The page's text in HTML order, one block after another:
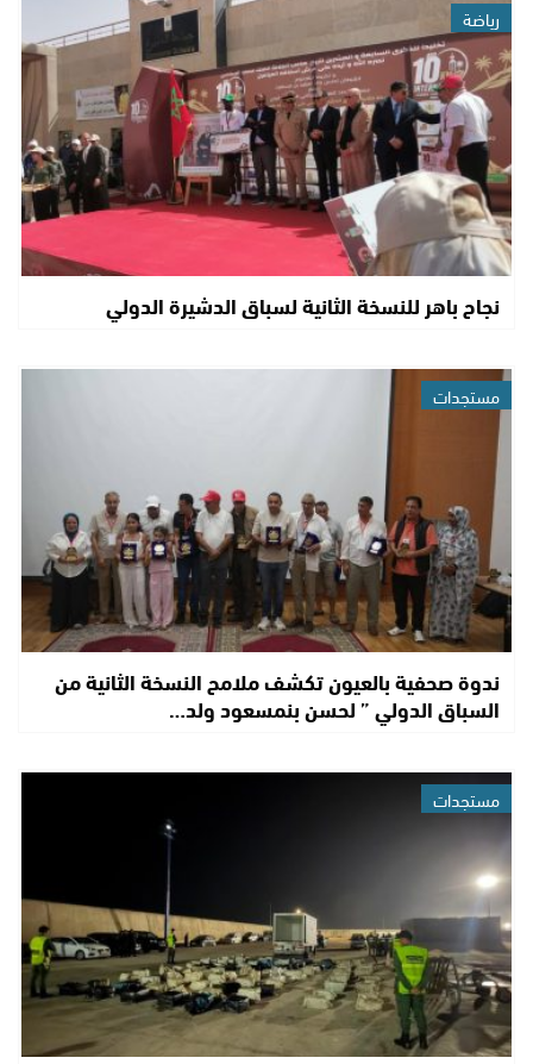
رياضة
نجاح باهر للنسخة الثانية لسباق الدشيرة الدولي
مستجدات
ندوة صحفية بالعيون تكشف ملامح النسخة الثانية من
السباق الدولي ” لحسن بنمسعود ولد…
مستجدات